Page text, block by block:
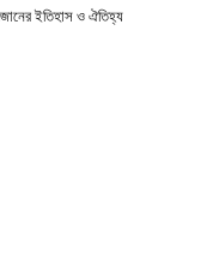
ইতিহাস ও ঐতিহ্য